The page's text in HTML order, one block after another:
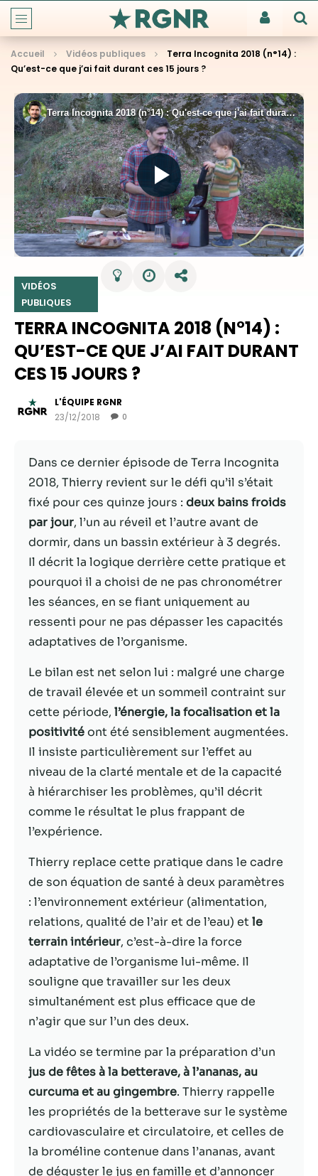
Accueil Vidéos publiques
Terra Incognita 2018 (n°14) :
Qu’est-ce que j’ai fait durant ces 15 jours ?
VIDÉOS
PUBLIQUES
TERRA INCOGNITA 2018 (N°14) :
QU’EST-CE QUE J’AI FAIT DURANT
CES 15 JOURS ?
L'ÉQUIPE RGNR
23/12/2018
0
Dans ce dernier épisode de Terra Incognita
2018, Thierry revient sur le défi qu’il s’était
fixé pour ces quinze jours : deux bains froids
par jour, l’un au réveil et l’autre avant de
dormir, dans un bassin extérieur à 3 degrés.
Il décrit la logique derrière cette pratique et
pourquoi il a choisi de ne pas chronométrer
les séances, en se fiant uniquement au
ressenti pour ne pas dépasser les capacités
adaptatives de l’organisme.
Le bilan est net selon lui : malgré une charge
de travail élevée et un sommeil contraint sur
cette période, l’énergie, la focalisation et la
positivitéont été sensiblement augmentées.
Il insiste particulièrement sur l’effet au
niveau de la clarté mentale et de la capacité
à hiérarchiser les problèmes, qu’il décrit
comme le résultat le plus frappant de
l’expérience.
Thierry replace cette pratique dans le cadre
de son équation de santé à deux paramètres
: l’environnement extérieur (alimentation,
relations, qualité de l’air et de l’eau) etle
terrain intérieur, c’est-à-dire la force
adaptative de l’organisme lui-même. Il
souligne que travailler sur les deux
simultanément est plus efficace que de
n’agir que sur l’un des deux.
La vidéo se termine par la préparation d’un
jus de fêtes à la betterave, à l’ananas, au
curcuma et au gingembre. Thierry rappelle
les propriétés de la betterave sur le système
cardiovasculaire et circulatoire, et celles de
la broméline contenue dans l’ananas, avant
de déguster le jus en famille et d’annoncer
Ces cookies ne
sont pas
facultatifs. Ils
nécessaires au
fonctionnement
du site Web.
Statistiques
Afin que nous
puissions
améliorer la
fonctionnalité
et la structure
du site Web,
en fonction
de la façon
dont le site
Web est
Experience
Afin que notre
site Web
fonctionne
aussi bien que
possible lors
Si vous refusez
ces cookies,
certaines
disparaîtront
du site Web.
Marketing
En partageant
votre intérêt et
votre
comportement